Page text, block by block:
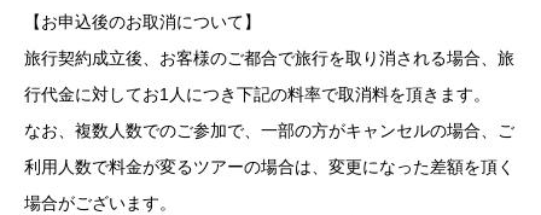
【お申込後のお取消について】
旅行契約成立後、お客様のご都合で旅行を取り消される場合、旅
行代金に対してお1人につき下記の料率で取消料を頂きます。
なお、複数人数でのご参加で、一部の方がキャンセルの場合、ご
利用人数で料金が変るツアーの場合は、変更になった差額を頂く
場合がございます。